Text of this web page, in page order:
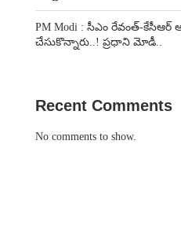
PM Modi : సీఎం రేవంత్-
చేసుకొన్నారు..! ప్రధాని మోడీ..
Recent Comments
No comments to show.